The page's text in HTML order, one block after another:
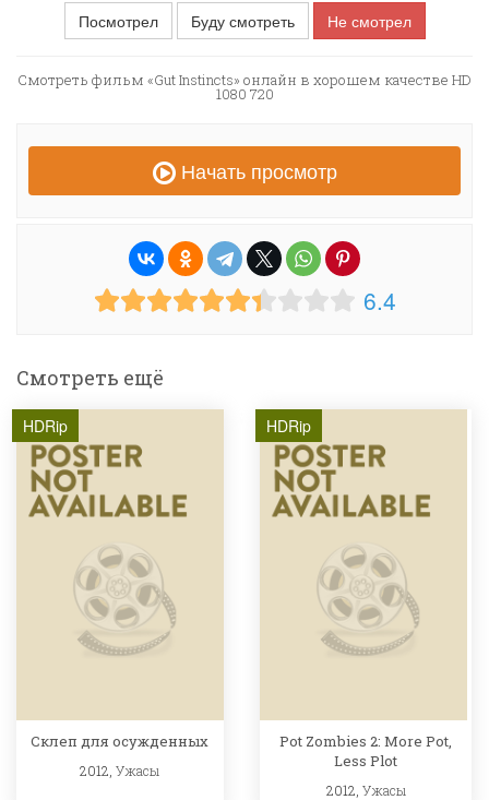
Посмотрел
Буду смотреть Не смотрел
Смотреть фильм «Gut Instincts» онлайн в хорошем качестве HD
1080 720
Начать просмотр
6.4
Смотреть ещё
HDRip
Склеп для осужденных
2012,Ужасы
HDRip
Pot Zombies 2: More Pot,
Less Plot
2012, Ужасы